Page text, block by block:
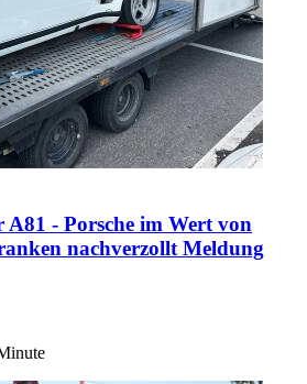
- Porsche im Wert von
nachverzolltMeldung